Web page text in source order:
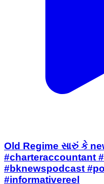
Old Regime સારું કે
#charteraccountant
#bknewspodcast
#informativereel